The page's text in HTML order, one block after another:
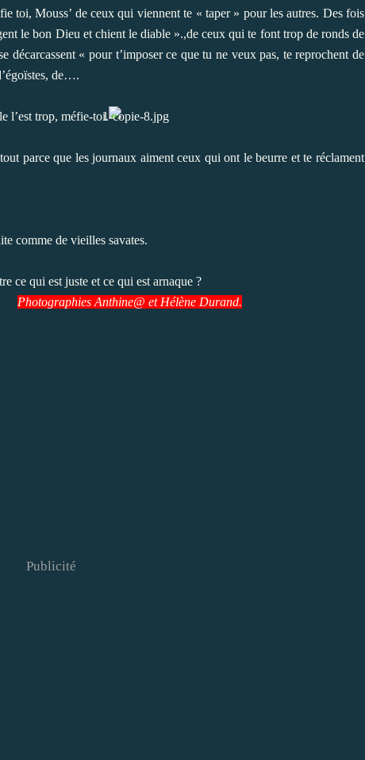
toi, Mouss’ de ceux qui viennent te « taper » pour les autres. Des fois
le bon Dieu et chient le diable ».,de ceux qui te font trop de ronds de
décarcassent « pour t’imposer ce que tu ne veux pas, te reprochent de
de….
l’est trop, méfie-toi.
parce que les journaux aiment ceux qui ont le beurre et te réclament
comme de vieilles savates.
ce qui est juste et ce qui est arnaque ?
! Photographies Anthine@ et Hélène Durand.
Publicité